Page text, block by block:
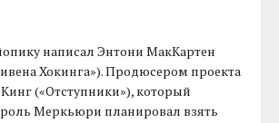
написал Энтони МакКартен
Хокинга»). Продюсером проекта
(«Отступники»), который
Меркьюри планировал взять